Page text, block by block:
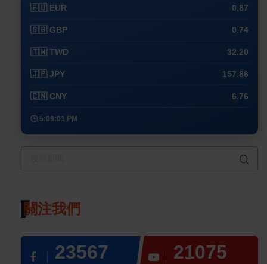
🇪🇺 EUR 0.87
🇬🇧 GBP 0.74
🇹🇼 TWD 32.20
🇯🇵 JPY 157.86
🇨🇳 CNY 6.76
🕒 5:09:01 PM
關注我們
23567 21075